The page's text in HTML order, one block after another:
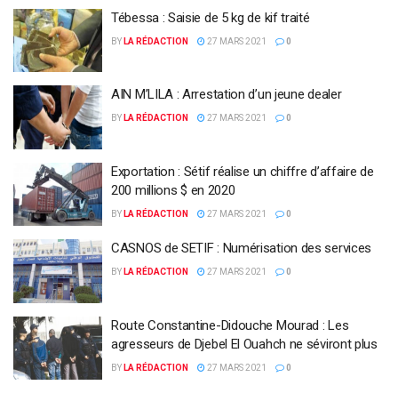
Tébessa : Saisie de 5 kg de kif traité
BY LA RÉDACTION 27 MARS 2021 0
AIN M’LILA : Arrestation d’un jeune dealer
BY LA RÉDACTION 27 MARS 2021 0
Exportation : Sétif réalise un chiffre d’affaire de
200 millions $ en 2020
BY LA RÉDACTION 27 MARS 2021 0
CASNOS de SETIF : Numérisation des services
BY LA RÉDACTION 27 MARS 2021 0
Route Constantine-Didouche Mourad : Les
agresseurs de Djebel El Ouahch ne séviront plus
BY LA RÉDACTION 27 MARS 2021 0